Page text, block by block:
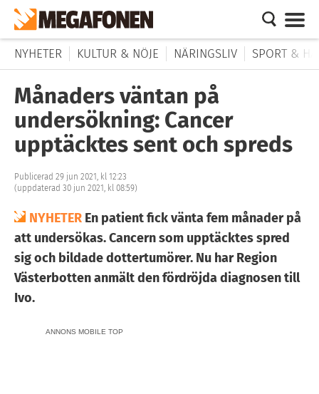
NYHETER KULTUR & NÖJE NÄRINGSLIV SPORT &
Månaders väntan på
undersökning: Cancer
upptäcktes sent och spreds
Publicerad 29 jun 2021, kl 12:23
(uppdaterad 30 jun 2021, kl 08:59)
NYHETER En patient fick vänta fem månader på
att undersökas. Cancern som upptäcktes spred
sig och bildade dottertumörer. Nu har Region
Västerbotten anmält den fördröjda diagnosen till
Ivo.
ANNONS MOBILE TOP